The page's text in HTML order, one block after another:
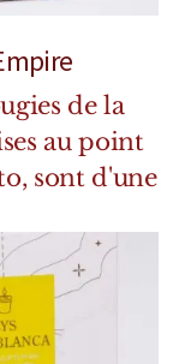
de la
au point
sont d'une